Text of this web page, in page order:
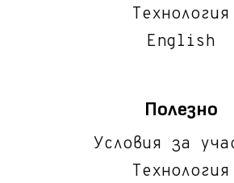
Технология
English
Полезно
Условия за
Технология